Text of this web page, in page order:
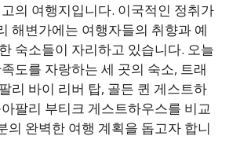
의 여행지입니다. 이국적인 정취가
해변가에는 여행자들의 취향과 예
숙소들이 자리하고 있습니다. 오늘
도를 자랑하는 세 곳의 숙소, 트래
리 바이 리버 탑, 골든 퀸 게스트하
팔리 부티크 게스트하우스를 비교
의 완벽한 여행 계획을 돕고자 합니